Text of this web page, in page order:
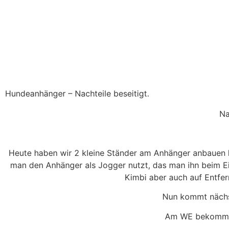
Hundeanhänger – Nachteile beseitigt.
Heute haben wir 2 kleine Ständer am Anhänger
man den Anhänger als Jogger nutzt, das man ihn beim
Kimbi aber auch auf
Nun kommt
Am WE